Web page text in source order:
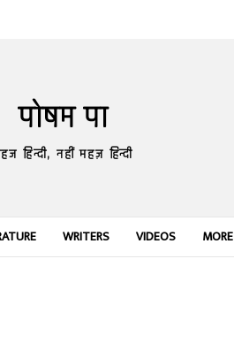
पोषम पा
हिन्दी, नहीं महज़ हिन्दी
WRITERS VIDEOS MORE